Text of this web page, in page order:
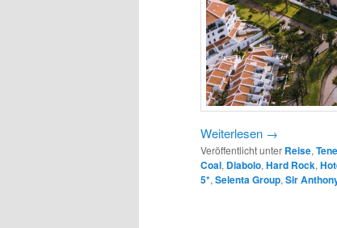
Weiterlesen →
Veröffentlicht unter Reise,
Coal, Diabolo,Hard Rock,
5*,Selenta Group,Sir